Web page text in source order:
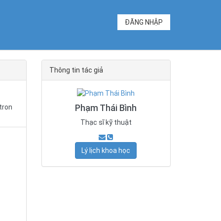
ĐĂNG NHẬP
Thông tin tác giả
Phạm Thái Bình
Thạc sĩ kỹ thuật
Lý lịch khoa học